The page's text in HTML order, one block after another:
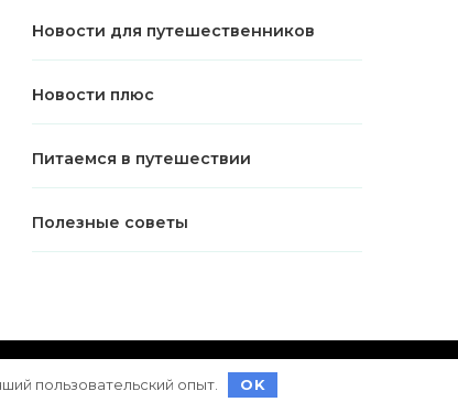
Новости для путешественников
Новости плюс
Питаемся в путешествии
Полезные советы
WordPress
пользовательский опыт. OK